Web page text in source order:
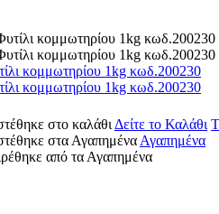
κομμωτηρίου 1kg κωδ.200230
κομμωτηρίου 1kg κωδ.200230
στο καλάθι Δείτε το Καλάθι
στα Αγαπημένα Αγαπημένα
από τα Αγαπημένα